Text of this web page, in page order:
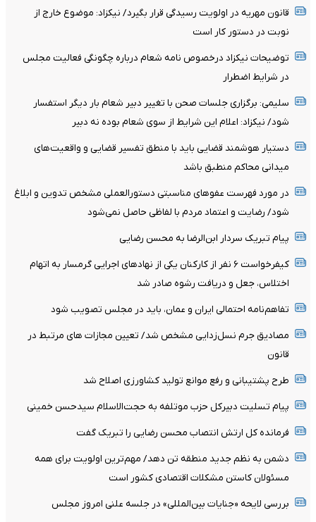
قانون مهریه در اولویت رسیدگی قرار بگیرد/ نیکزاد: موضوع خارج از
نوبت در دستور کار است
توضیحات نیکزاد درخصوص نامه شعام درباره چگونگی فعالیت مجلس
در شرایط اضطرار
سلیمی: برگزاری جلسات صحن با تغییر دبیر شعام بار دیگر استفسار
شود/ نیکزاد: اعلام این شرایط از سوی شعام بوده نه دبیر
دستیار هوشمند قضایی باید با منطق تفسیر قضایی و واقعیت‌های
میدانی محاکم منطبق باشد
در مورد فهرست عفو‌های مناسبتی دستورالعملی مشخص تدوین و ابلاغ
شود/ رضایت و اعتماد مردم با لفاظی حاصل نمی‌شود
پیام تبریک سردار ابن‌الرضا به محسن رضایی
کیفرخواست ۶ نفر از کارکنان یکی از نهاد‌های اجرایی گرمسار به اتهام
اختلاس، جعل و دریافت رشوه صادر شد
تفاهم‌نامه احتمالی ایران و عمان، باید در مجلس تصویب شود
مصادیق جرم نسل‌زدایی مشخص شد/ تعیین مجازات های مرتبط در
قانون
طرح پشتیبانی و رفع موانع تولید کشاورزی اصلاح شد
پیام تسلیت دبیرکل حزب موتلفه به حجت‌الاسلام سیدحسن خمینی
فرمانده کل ارتش انتصاب محسن رضایی را تبریک گفت
دشمن به نظم جدید منطقه تن دهد/ مهم‌ترین اولویت برای همه
مسئولان کاستن مشکلات اقتصادی کشور است
بررسی لایحه «جنایات بین‌المللی» در جلسه علنی امروز مجلس